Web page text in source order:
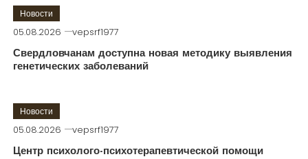
Новости
05.08.2026 vepsrf1977
Свердловчанам доступна новая методику выявления
генетических заболеваний
Новости
05.08.2026 vepsrf1977
Центр психолого-психотерапевтической помощи